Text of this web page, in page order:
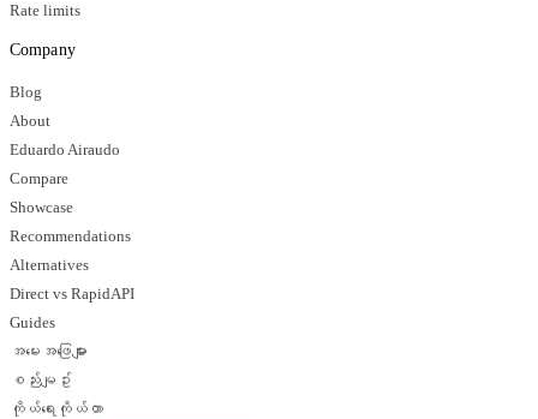
Rate limits
Company
Blog
About
Eduardo Airaudo
Compare
Showcase
Recommendations
Alternatives
Direct vs RapidAPI
Guides
အမေးအဖြေများ
စည်းမျဥ်း
ကိုယ်ရေးကိုယ်တာ